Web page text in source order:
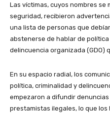
Las víctimas, cuyos nombres se
seguridad, recibieron
una lista de personas que
abstenerse de hablar de
delincuencia organizada (GDO)
En su espacio radial, los
política, criminalidad y
empezaron a difundir
prestamistas ilegales, lo que